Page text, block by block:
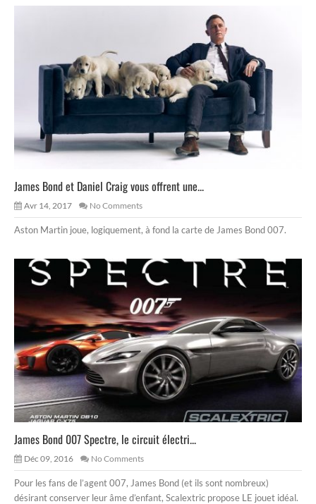
James Bond et Daniel Craig vous offrent une...
Avr 14, 2017 No Comments
Aston Martin joue, logiquement, à fond la carte de James Bond 007.
James Bond 007 Spectre, le circuit électri...
Déc 09, 2016 No Comments
Pour les fans de l’agent 007, James Bond (et ils sont nombreux)
désirant conserver leur âme d’enfant, Scalextric propose LE jouet idéal.